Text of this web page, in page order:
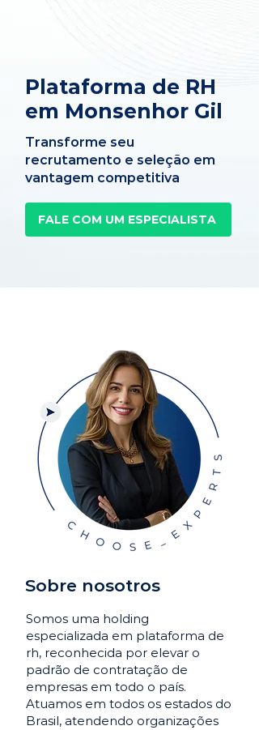
Plataforma de RH
em Monsenhor Gil
Transforme seu
recrutamento e seleção em
vantagem competitiva
FALE COM UM ESPECIALISTA
Sobre nosotros
Somos uma holding
especializada em plataforma de
rh, reconhecida por elevar o
padrão de contratação de
empresas em todo o país.
Atuamos em todos os estados do
Brasil, atendendo organizações